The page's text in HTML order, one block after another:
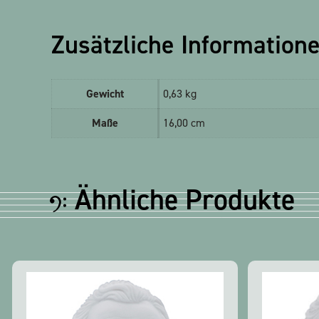
Zusätzliche
Gewicht
0,63 kg
Maße
16,00 cm
Ähnliche Produkte